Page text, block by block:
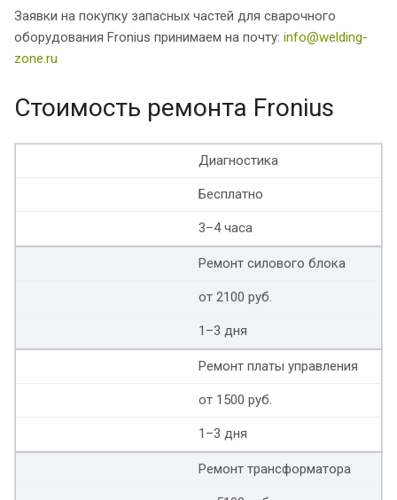
Заявки на покупку запасных частей для сварочного
оборудования Fronius принимаем на почту: info@welding-
zone.ru
Стоимость ремонта Fronius
Диагностика
Бесплатно
3–4 часа
Ремонт силового блока
от 2100 руб.
1–3 дня
Ремонт платы управления
от 1500 руб.
1–3 дня
Ремонт трансформатора